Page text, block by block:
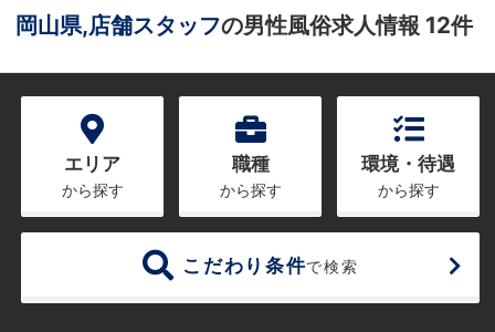
岡山県,店舗スタッフの男性風俗求人情報 12件
エリア
から探す
職種
から探す
環境・待遇
から探す
こだわり条件で検索